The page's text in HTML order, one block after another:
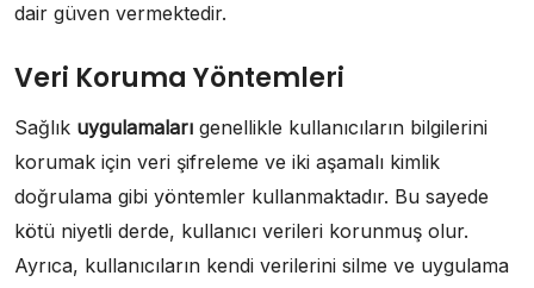
dair güven vermektedir.
Veri Koruma Yöntemleri
Sağlık uygulamaları genellikle kullanıcıların bilgilerini
korumak için veri şifreleme ve iki aşamalı kimlik
doğrulama gibi yöntemler kullanmaktadır. Bu sayede
kötü niyetli derde, kullanıcı verileri korunmuş olur.
Ayrıca, kullanıcıların kendi verilerini silme ve uygulama